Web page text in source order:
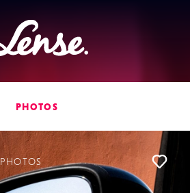
Lense
PHOTOS
PHOTOS